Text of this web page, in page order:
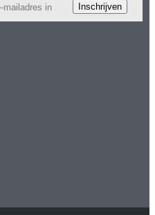
Inschrijven